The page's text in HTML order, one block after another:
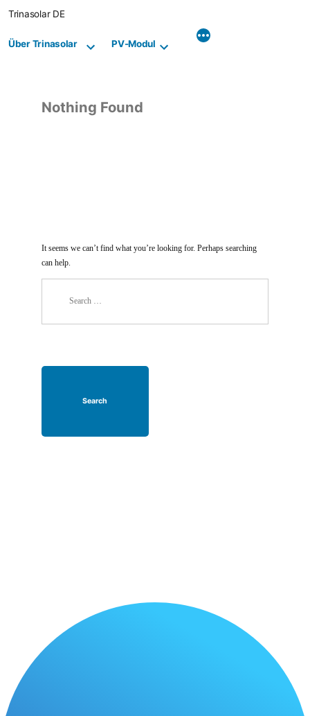
content
Trinasolar DE
Über Trinasolar PV-Modul
Nothing Found
It seems we can’t find what you’re looking for. Perhaps searching
can help.